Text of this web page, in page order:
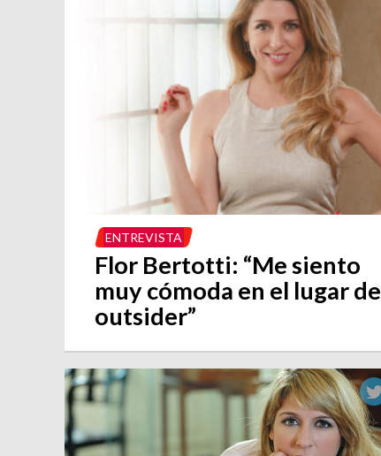
ENTREVISTA
Flor Bertotti: “Me siento
muy cómoda en el lugar de
outsider”